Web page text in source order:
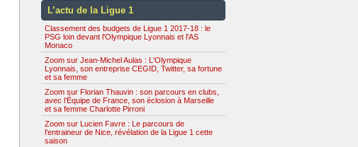
L’actu de la Ligue 1
Classement des budgets de Ligue 1 2017-18 : le
PSG loin devant l'Olympique Lyonnais et l'AS
Monaco
Zoom sur Jean-Michel Aulas : L'Olympique
Lyonnais, son entreprise CEGID, Twitter, sa fortune
et sa femme
Zoom sur Florian Thauvin : son parcours en clubs,
avec l’Équipe de France, son éclosion à Marseille
et sa femme Charlotte Pirroni
Zoom sur Lucien Favre : Le parcours de
l'entraineur de Nice, révélation de la Ligue 1 cette
saison